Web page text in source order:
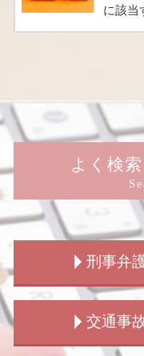
に該当
よく検
刑事弁
刑事事件 弁護
刑事事件 訴え
交通事